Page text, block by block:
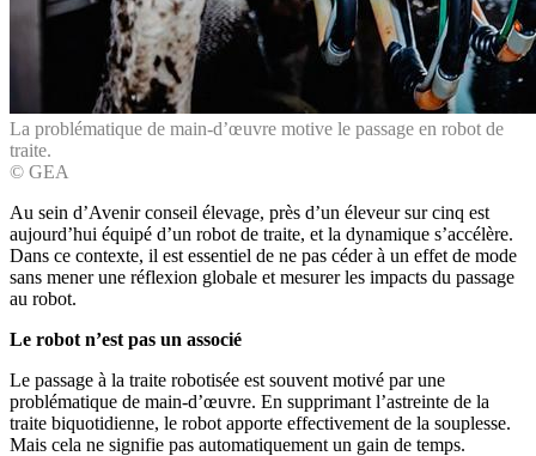
La problématique de main-d’œuvre motive le passage en robot de
traite.
© GEA
Au sein d’Avenir conseil élevage, près d’un éleveur sur cinq est
aujourd’hui équipé d’un robot de traite, et la dynamique s’accélère.
Dans ce contexte, il est essentiel de ne pas céder à un effet de mode
sans mener une réflexion globale et mesurer les impacts du passage
au robot.
Le robot n’est pas un associé
Le passage à la traite robotisée est souvent motivé par une
problématique de main-d’œuvre. En supprimant l’astreinte de la
traite biquotidienne, le robot apporte effectivement de la souplesse.
Mais cela ne signifie pas automatiquement un gain de temps.